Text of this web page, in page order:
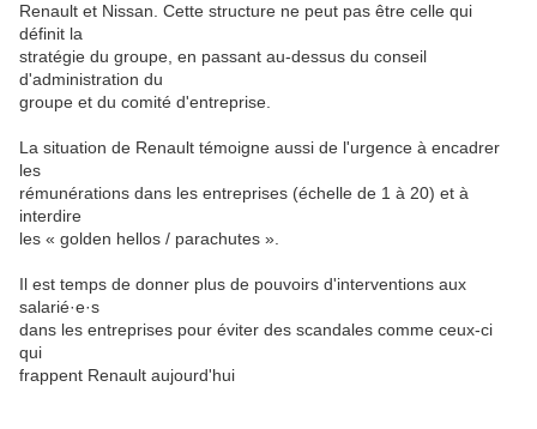
Renault et Nissan. Cette structure ne peut pas être celle qui
définit la
stratégie du groupe, en passant au-dessus du conseil
d'administration du
groupe et du comité d'entreprise.
La situation de Renault témoigne aussi de l'urgence à encadrer
les
rémunérations dans les entreprises (échelle de 1 à 20) et à
interdire
les « golden hellos / parachutes ».
Il est temps de donner plus de pouvoirs d'interventions aux
salarié·e·s
dans les entreprises pour éviter des scandales comme ceux-ci
qui
frappent Renault aujourd'hui